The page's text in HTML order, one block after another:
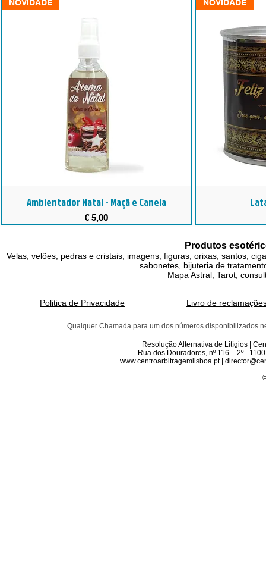
NOVIDADE
Ambientador Natal - Maçã e Canela
Preço
€ 5,00
NOVIDADE
Produtos
Velas, velões, pedras e cristais, imagens, figuras, orixas, santos,
sabonetes, bijuteria de
Mapa Astral, Tarot,
Politica de Privacidade Livro de
Qualquer Chamada para um dos números disponibilizados
Resolução Alternativa de Litígios |
Rua dos Douradores, nº 116 – 2º -
www.centroarbitragemlisboa.pt |